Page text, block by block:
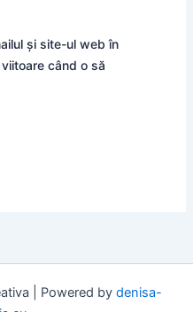
și site-ul web în
când o să
| Powered by denisa-